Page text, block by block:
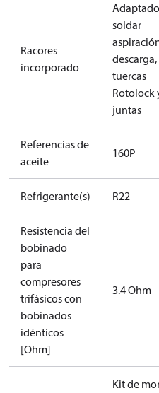
Racores
incorporado
soldar
descarga,
tuercas
Rotolock
juntas
Referencias de
aceite
160P
Refrigerante(s) R22
Resistencia del
bobinado
para
compresores
trifásicos con
bobinados
idénticos
[Ohm]
3.4 Ohm
Kit de